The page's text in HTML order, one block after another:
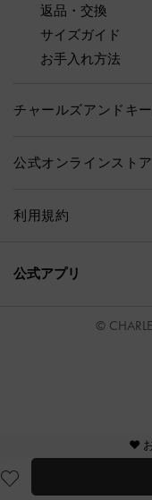
♥
返品・交換
サイズガイド
お手入れ方法
チャールズアンドキ
公式オンラインストア
利用規約
公式アプリ
©